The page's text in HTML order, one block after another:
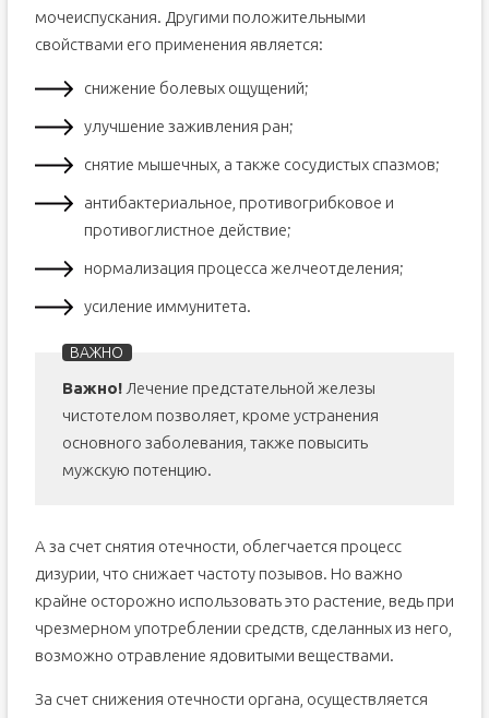
мочеиспускания. Другими положительными
свойствами его применения является:
снижение болевых ощущений;
улучшение заживления ран;
снятие мышечных, а также сосудистых спазмов;
антибактериальное, противогрибковое и
противоглистное действие;
нормализация процесса желчеотделения;
усиление иммунитета.
Важно!Лечение предстательной железы
чистотелом позволяет, кроме устранения
основного заболевания, также повысить
мужскую потенцию.
А за счет снятия отечности, облегчается процесс
дизурии, что снижает частоту позывов. Но важно
крайне осторожно использовать это растение, ведь при
чрезмерном употреблении средств, сделанных из него,
возможно отравление ядовитыми веществами.
За счет снижения отечности органа, осуществляется